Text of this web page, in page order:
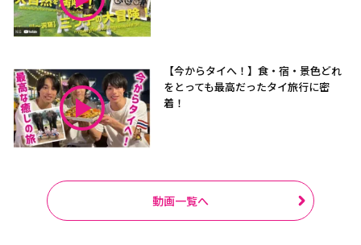
【今からタイへ！】食・宿・景色どれ
をとっても最高だったタイ旅行に密
着！
動画一覧へ